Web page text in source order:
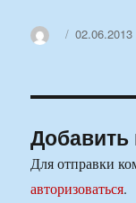
Автор02.06.2013
Для отправки
авторизоваться.